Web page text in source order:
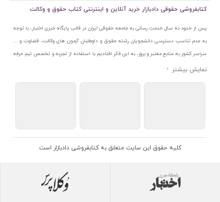
کتابفروشی حقوقی دادبازار خرید آنلاین و اینترنتی کتاب حقوق و وکالت
پس از حدود ده سال خدمت رسانی به جامعه حقوقی ایران در قالب پایگاه خبری اختبار، با توجه
به عدم تناسب دسترسی دانشجویان رشته حقوق و داوطلبان آزمون های وکالت، قضاوت و ...
سراسر کشور به منابع معتبر و بروز، به این فکر افتادیم با استفاده از تجربه و تخصص تیم حرفه
ای اختبار خدمتی جدید به جامعه حقوقی ایران ارائه کنیم. به این منظور با راه اندازی و تجهیز
اتحادیه ناشران و کتابفروشان تهران به منظور ارائه مطمئن ترین خدمات مجموعه بسیار کامل و
اندازی کردیم تا علاقمندان بتوانند با اطمینان کافی و به اتکای اعتبار این مجموعه قدیمی کتاب و
کلیه حقوق این سایت متعلق به کتابفروشی دادبازار است